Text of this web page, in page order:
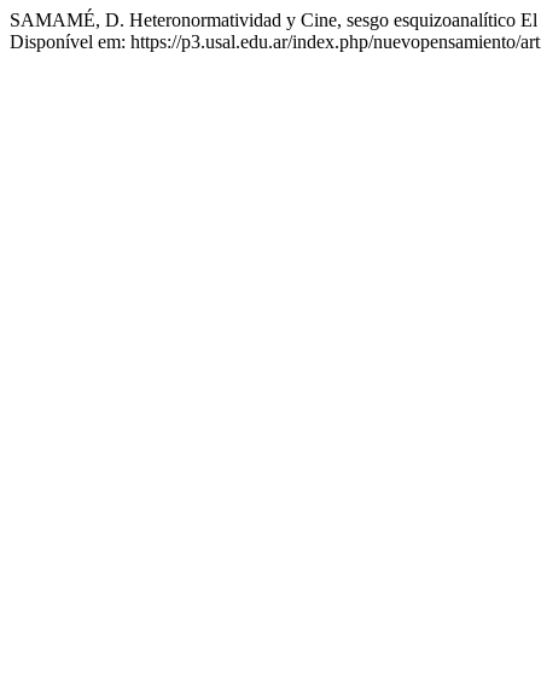
SAMAMÉ, D. Heteronormatividad y Cine, sesgo esquizoanalítico
Disponível em: https://p3.usal.edu.ar/index.php/nuevopensamiento/